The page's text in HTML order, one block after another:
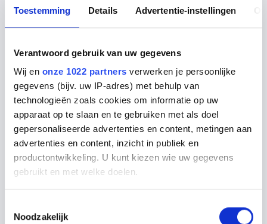
Toestemming Details Advertentie-instellingen
Verantwoord gebruik van uw gegevens
Wij en onze 1022 partners verwerken je persoonlijke
gegevens (bijv. uw IP-adres) met behulp van
technologieën zoals cookies om informatie op uw
apparaat op te slaan en te gebruiken met als doel
gepersonaliseerde advertenties en content, metingen aan
advertenties en content, inzicht in publiek en
productontwikkeling. U kunt kiezen wie uw gegevens
gebruikt en met welke doelen.
Informatie verzamelen over uw geografische locatie,
Noodzakelijk